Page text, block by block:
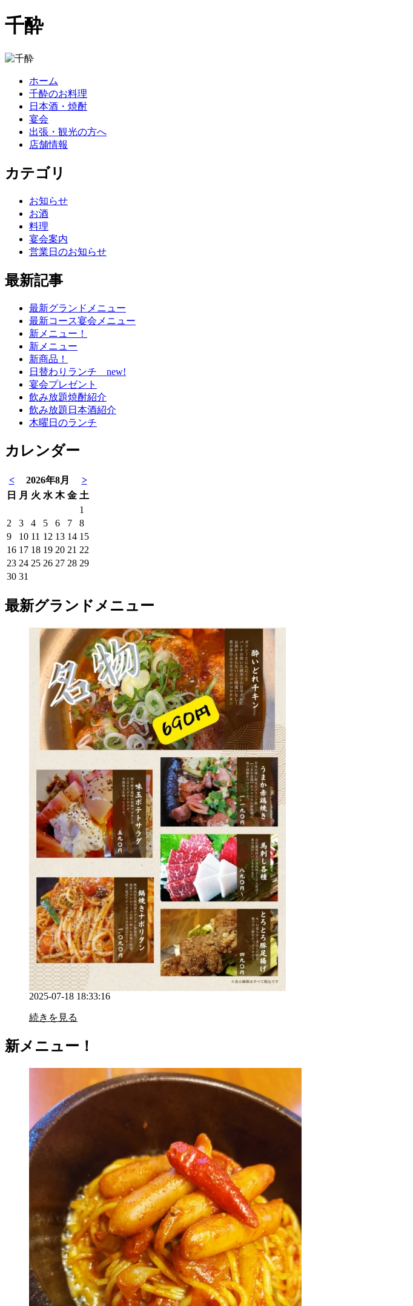
千酔
ホーム
千酔のお料理
日本酒・焼酎
宴会
出張・観光の方へ
店舗情報
カテゴリ
お知らせ
お酒
料理
宴会案内
営業日のお知らせ
最新記事
最新グランドメニュー
最新コース宴会メニュー
新メニュー！
新メニュー
新商品！
日替わりランチ new!
宴会プレゼント
飲み放題焼酎紹介
飲み放題日本酒紹介
木曜日のランチ
カレンダー
< 2026年8月
>
日
月 火 水 木 金 土
1
2
3 4 5 6 7
8
9
10 11 12 13 14 15
16 17 18 19 20 21 22
23 24 25 26 27 28 29
30 31
最新グランドメニュー
2025-07-18 18:33:16
続きを見る
新メニュー！